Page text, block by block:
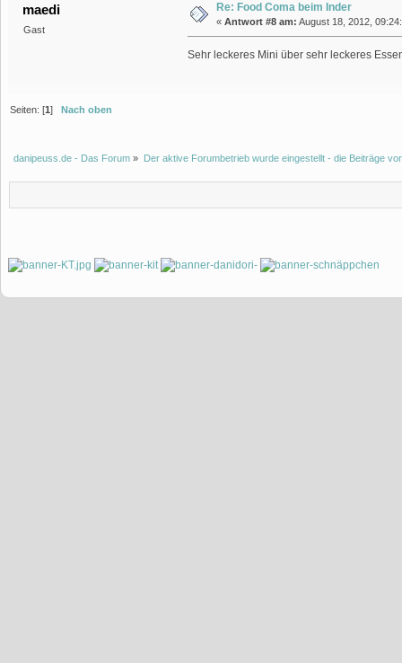
maedi
Gast
Re: Food Coma beim Inder
« Antwort #8 am: August 18, 2012,
Sehr leckeres Mini über sehr leckeres
Seiten: [1] Nach oben
danipeuss.de - Das Forum » Der aktive Forumbetrieb wurde eingestellt - die Beiträge